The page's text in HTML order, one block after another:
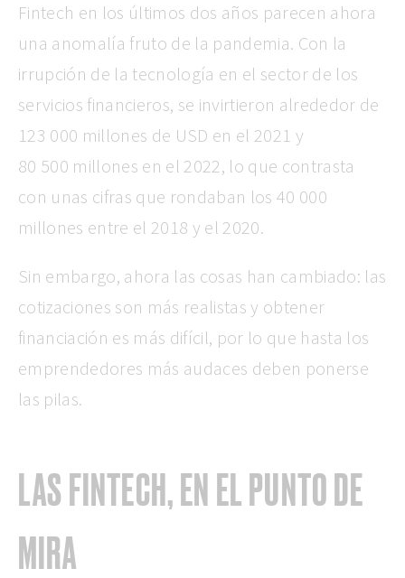
Fintech en los últimos dos años parecen ahora
una anomalía fruto de la pandemia. Con la
irrupción de la tecnología en el sector de los
servicios financieros, se invirtieron alrededor de
123 000 millones de USD en el 2021 y
80 500 millones en el 2022, lo que contrasta
con unas cifras que rondaban los 40 000
millones entre el 2018 y el 2020.
Sin embargo, ahora las cosas han cambiado: las
cotizaciones son más realistas y obtener
financiación es más difícil, por lo que hasta los
emprendedores más audaces deben ponerse
las pilas.
LAS FINTECH, EN EL PUNTO DE
MIRA